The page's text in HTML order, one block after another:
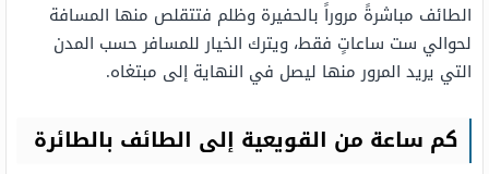
الطائف مباشرةً مروراً بالحفيرة وظلم فتتقلص منها المسافة
لحوالي ست ساعاتٍ فقط، ويترك الخيار للمسافر حسب المدن
التي يريد المرور منها ليصل في النهاية إلى مبتغاه.
كم ساعة من القويعية إلى الطائف بالطائرة